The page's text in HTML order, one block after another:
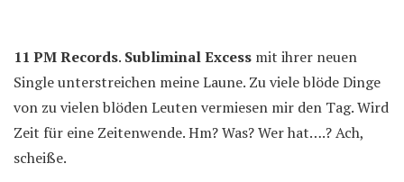
11 PM Records. Subliminal Excess mit ihrer neuen
Single unterstreichen meine Laune. Zu viele blöde Dinge
von zu vielen blöden Leuten vermiesen mir den Tag. Wird
Zeit für eine Zeitenwende. Hm? Was? Wer hat….? Ach,
scheiße.